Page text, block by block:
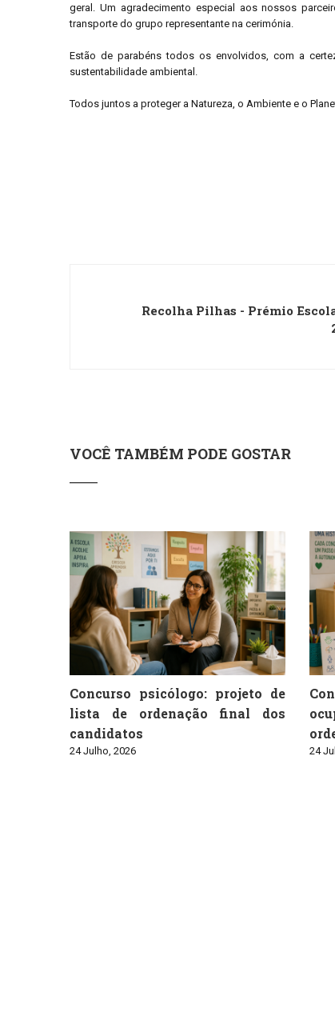
geral. Um agradecimento especial aos nossos
transporte do grupo representante na cerimónia.
Estão de parabéns todos os envolvidos, com a
sustentabilidade ambiental.
Todos juntos a proteger a Natureza, o Ambiente e o
Recolha Pilhas - Prémio
VOCÊ TAMBÉM PODE GOSTAR
Concurso psicólogo: projeto de
lista de ordenação final dos
candidatos
24 Julho, 2026 24